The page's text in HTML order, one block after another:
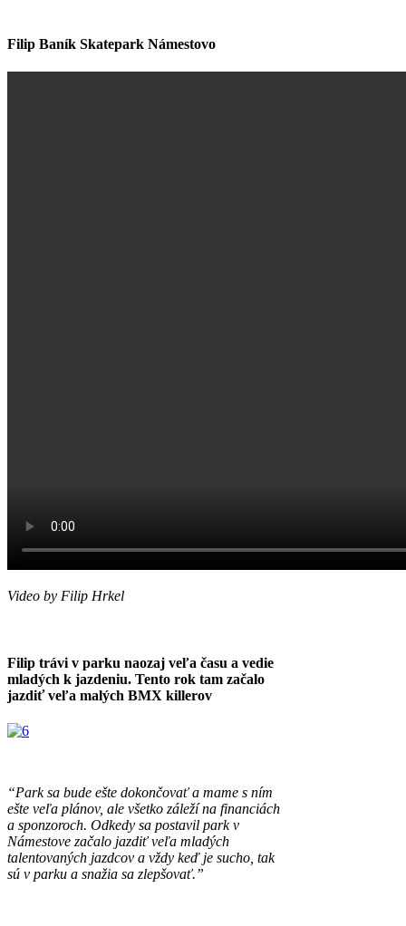
Filip Baník Skatepark Námestovo
Video by Filip Hrkel
Filip trávi v parku naozaj veľa času a vedie
mladých k jazdeniu. Tento rok tam začalo
jazdiť veľa malých BMX killerov
“Park sa bude ešte dokončovať a mame s ním
ešte veľa plánov, ale všetko záleží na financiách
a sponzoroch. Odkedy sa postavil park v
Námestove začalo jazdiť veľa mladých
talentovaných jazdcov a vždy keď je sucho, tak
sú v parku a snažia sa zlepšovať.”